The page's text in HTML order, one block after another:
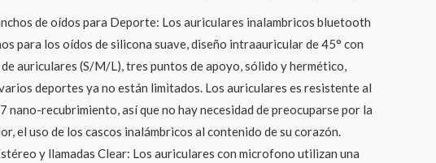
de oídos para Deporte: Los auriculares inalambricos bluetooth
para los oídos de silicona suave, diseño intraauricular de 45° con
auriculares (S/M/L), tres puntos de apoyo, sólido y hermético,
deportes ya no están limitados. Los auriculares es resistente al
nano-recubrimiento, así que no hay necesidad de preocuparse por la
el uso de los cascos inalámbricos al contenido de su corazón.
y llamadas Clear: Los auriculares con microfono utilizan una